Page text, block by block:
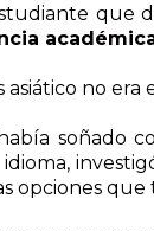
que
asiático no
soñado
opciones